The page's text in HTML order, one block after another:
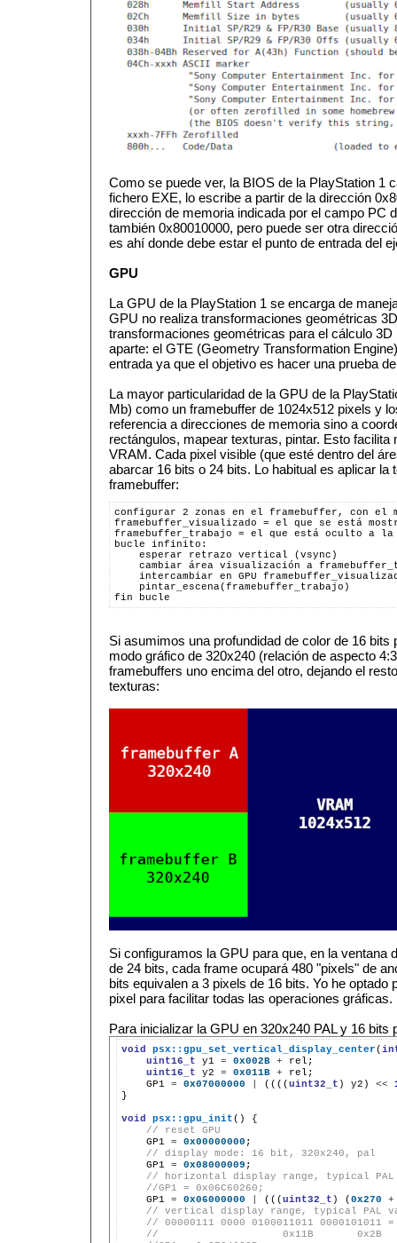
Como se puede ver, la BIOS de la PlayStation 1
fichero EXE, lo escribe a partir de la dirección
dirección de memoria indicada por el campo PC
también 0x80010000, pero puede ser otra
es ahí donde debe estar el punto de entrada del
GPU
La GPU de la PlayStation 1 se encarga de
GPU no realiza transformaciones geométricas
transformaciones geométricas para el cálculo
aparte: el GTE (Geometry Transformation
entrada ya que el objetivo es hacer una prueba
La mayor particularidad de la GPU de la
Mb) como un framebuffer de 1024x512 pixels y
referencia a direcciones de memoria sino a
rectángulos, mapear texturas, pintar. Esto facilita
VRAM. Cada pixel visible (que esté dentro del
abarcar 16 bits o 24 bits. Lo habitual es aplicar la
framebuffer:
configurar 2 zonas en el framebuffer, con el
framebuffer_visualizado = el que se está
framebuffer_trabajo = el que está oculto a
bucle infinito:
    esperar retrazo vertical (vsync)
cambiar área visualización a
intercambiar en GPU
    pintar_escena(framebuffer_trabajo)
fin bucle
Si asumimos una profundidad de color de 16
modo gráfico de 320x240 (relación de aspecto
framebuffers uno encima del otro, dejando el
texturas:
Si configuramos la GPU para que, en la ventana
de 24 bits, cada frame ocupará 480 "pixels" de
bits equivalen a 3 pixels de 16 bits. Yo he optado
pixel para facilitar todas las operaciones gráficas.
Para inicializar la GPU en 320x240 PAL y 16 bits
void psx::gpu_set_vertical_display_center(
uint16_t
y1 = 0x002B +
uint16_t
y2 = 0x011B +
GP1
= 0x07000000 (((( uint32_t ) y2) <<
}
void psx::gpu_init()
// reset GPU
GP1
= 0x00000000
// display mode: 16 bit, 320x240, pal
GP1
= 0x08000009
// horizontal display range, typical PAL
//GP1 = 0x06C60260;
GP1
= 0x06000000 ((( uint32_t ) ( 0x270
+
// vertical display range, typical PAL
// 00000111 0000 0100011011 0000101011
//                    0x11B       0x2B